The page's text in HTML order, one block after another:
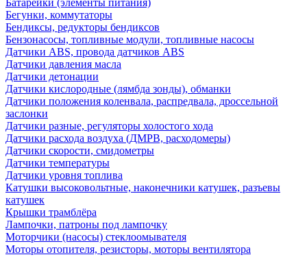
Батарейки (элементы питания)
Бегунки, коммутаторы
Бендиксы, редукторы бендиксов
Бензонасосы, топливные модули, топливные насосы
Датчики ABS, провода датчиков ABS
Датчики давления масла
Датчики детонации
Датчики кислородные (лямбда зонды), обманки
Датчики положения коленвала, распредвала, дроссельной
заслонки
Датчики разные, регуляторы холостого хода
Датчики расхода воздуха (ДМРВ, расходомеры)
Датчики скорости, смидометры
Датчики температуры
Датчики уровня топлива
Катушки высоковольтные, наконечники катушек, разъевы
катушек
Крышки трамблёра
Лампочки, патроны под лампочку
Моторчики (насосы) стеклоомывателя
Моторы отопителя, резисторы, моторы вентилятора